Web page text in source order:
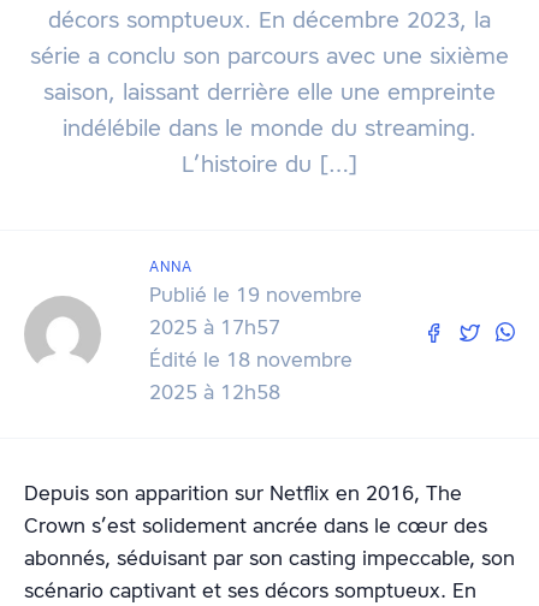
décors somptueux. En décembre 2023, la
série a conclu son parcours avec une sixième
saison, laissant derrière elle une empreinte
indélébile dans le monde du streaming.
L’histoire du […]
ANNA
Publié le 19 novembre
2025 à 17h57
Édité le 18 novembre
2025 à 12h58
Depuis son apparition sur Netflix en 2016, The
Crown s’est solidement ancrée dans le cœur des
abonnés, séduisant par son casting impeccable, son
scénario captivant et ses décors somptueux. En